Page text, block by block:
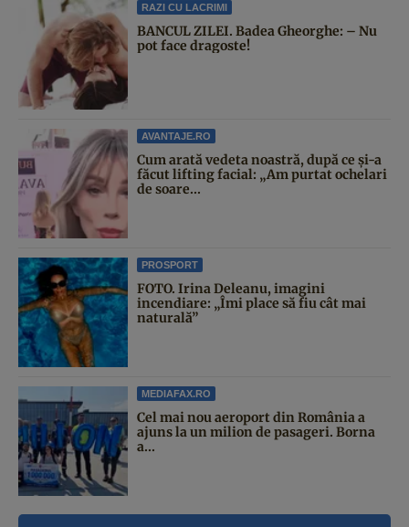
RAZI CU LACRIMI
BANCUL ZILEI. Badea Gheorghe: – Nu
pot face dragoste!
AVANTAJE.RO
Cum arată vedeta noastră, după ce și-a
făcut lifting facial: „Am purtat ochelari
de soare...
PROSPORT
FOTO. Irina Deleanu, imagini
incendiare: „Îmi place să fiu cât mai
naturală”
MEDIAFAX.RO
Cel mai nou aeroport din România a
ajuns la un milion de pasageri. Borna
a...